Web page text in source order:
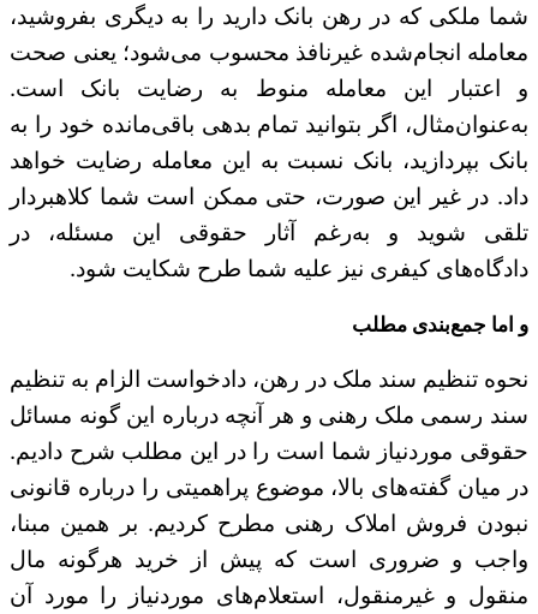
شما ملکی که در رهن بانک دارید را به دیگری بفروشید،
معامله انجام‌شده غیرنافذ محسوب می‌شود؛ یعنی صحت
و اعتبار این معامله منوط به رضایت بانک است.
به‌عنوان‌مثال، اگر بتوانید تمام بدهی باقی‌مانده خود را به
بانک بپردازید، بانک نسبت به این معامله رضایت خواهد
داد. در غیر این صورت، حتی ممکن است شما کلاهبردار
تلقی شوید و به‌رغم آثار حقوقی این مسئله، در
دادگاه‌های کیفری نیز علیه شما طرح شکایت شود.
و اما جمع‌بندی مطلب
نحوه تنظیم سند ملک در رهن، دادخواست الزام به تنظیم
سند رسمی ملک رهنی و هر آنچه درباره این گونه مسائل
حقوقی موردنیاز شما است را در این مطلب شرح دادیم.
در میان گفته‌های بالا، موضوع پراهمیتی را درباره قانونی
نبودن فروش املاک رهنی مطرح کردیم. بر همین مبنا،
واجب و ضروری است که پیش از خرید هرگونه مال
منقول و غیرمنقول، استعلام‌های موردنیاز را مورد آن